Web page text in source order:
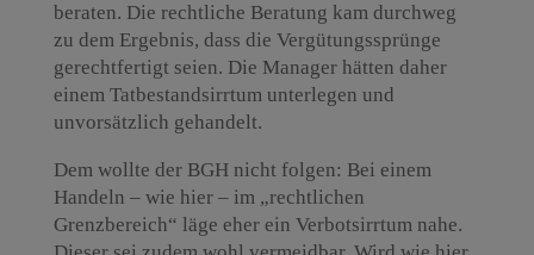
beraten. Die rechtliche Beratung kam durchweg
zu dem Ergebnis, dass die Vergütungssprünge
gerechtfertigt seien. Die Manager hätten daher
einem Tatbestandsirrtum unterlegen und
unvorsätzlich gehandelt.
Dem wollte der BGH nicht folgen: Bei einem
Handeln – wie hier – im „rechtlichen
Grenzbereich“ läge eher ein Verbotsirrtum nahe.